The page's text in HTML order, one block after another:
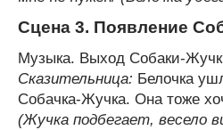
Сцена 3. Появление
Музыка. Выход Собаки-
Сказительница: Белочка
Собачка-Жучка. Она тоже
(Жучка подбегает, весело